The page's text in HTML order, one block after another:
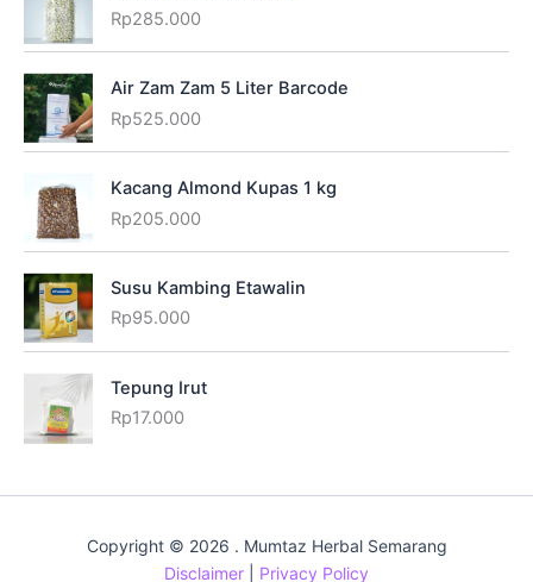
Rp285.000
Air Zam Zam 5 Liter Barcode
Rp525.000
Kacang Almond Kupas 1 kg
Rp205.000
Susu Kambing Etawalin
Rp95.000
Tepung Irut
Rp17.000
Copyright © 2026 . Mumtaz Herbal Semarang
Disclaimer
Privacy Policy